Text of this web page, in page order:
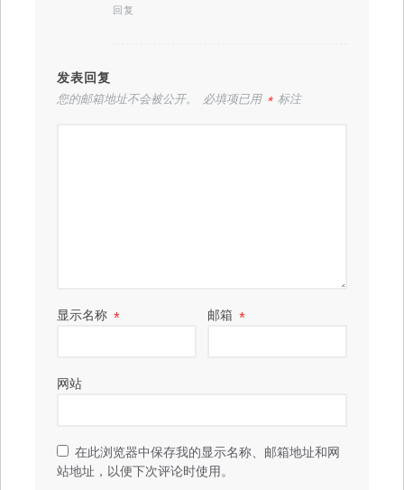
回复
发表回复
您的邮箱地址不会被公开。 必填项已用 *标注
显示名称 * 邮箱*
网站
在此浏览器中保存我的显示名称、邮箱地址和网
站地址，以便下次评论时使用。